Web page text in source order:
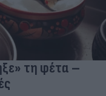
τη φέτα –